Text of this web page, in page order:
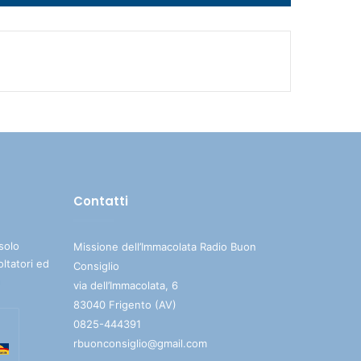
i
ed
Contatti
Missione dell’Immacolata Radio Buon
Consiglio
via dell’Immacolata, 6
83040 Frigento (AV)
0825-444391
rbuonconsiglio@gmail.com